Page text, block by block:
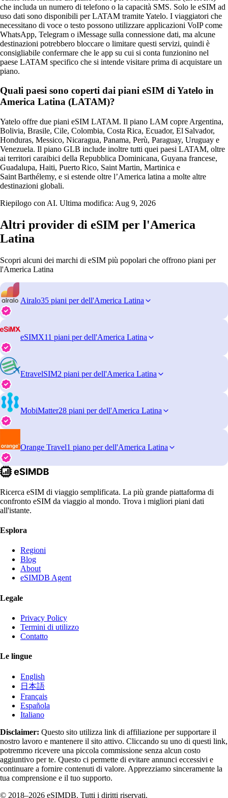
che includa un numero di telefono o la capacità SMS. Solo le eSIM ad
uso dati sono disponibili per LATAM tramite Yatelo. I viaggiatori che
necessitano di voce o testo possono utilizzare applicazioni VoIP come
WhatsApp, Telegram o iMessage sulla connessione dati, ma alcune
destinazioni potrebbero bloccare o limitare questi servizi, quindi è
consigliabile confermare che le app su cui si conta funzionino nel
paese LATAM specifico che si intende visitare prima di acquistare un
piano.
Quali paesi sono coperti dai piani eSIM di Yatelo in
America Latina (LATAM)?
Yatelo offre due piani eSIM LATAM. Il piano LAM copre Argentina,
Bolivia, Brasile, Cile, Colombia, Costa Rica, Ecuador, El Salvador,
Honduras, Messico, Nicaragua, Panama, Perù, Paraguay, Uruguay e
Venezuela. Il piano GLB include inoltre tutti quei paesi LATAM, oltre
ai territori caraibici della Repubblica Dominicana, Guyana francese,
Guadalupa, Haiti, Puerto Rico, Saint Martin, Martinica e
Saint Barthélemy, e si estende oltre l’America latina a molte altre
destinazioni globali.
Riepilogo con AI. Ultima modifica: Aug 9, 2026
Altri provider di eSIM per l'America
Latina
Scopri alcuni dei marchi di eSIM più popolari che offrono piani per
l'America Latina
Airalo35 piani per dell'America Latina
eSIMX11 piani per dell'America Latina
EtravelSIM2 piani per dell'America Latina
MobiMatter28 piani per dell'America Latina
Orange Travel1 piano per dell'America Latina
Ricerca eSIM di viaggio semplificata. La più grande piattaforma di
confronto eSIM da viaggio al mondo. Trova i migliori piani dati
all'istante.
Esplora
Regioni
Blog
About
eSIMDB Agent
Legale
Privacy Policy
Termini di utilizzo
Contatto
Le lingue
English
日本語
Français
Española
Italiano
Disclaimer: Questo sito utilizza link di affiliazione per supportare il
nostro lavoro e mantenere il sito attivo. Cliccando su uno di questi link,
potremmo ricevere una piccola commissione senza alcun costo
aggiuntivo per te. Questo ci permette di evitare annunci eccessivi e
continuare a fornire contenuti di valore. Apprezziamo sinceramente la
tua comprensione e il tuo supporto.
© 2018–2026 eSIMDB. Tutti i diritti riservati.